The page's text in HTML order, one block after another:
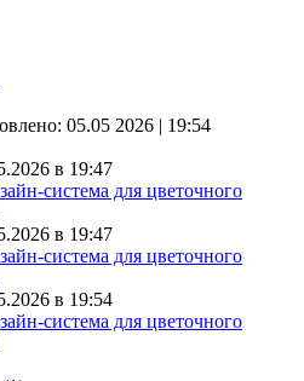
05.05 2026 | 19:54
в 19:47
в 19:47
в 19:54